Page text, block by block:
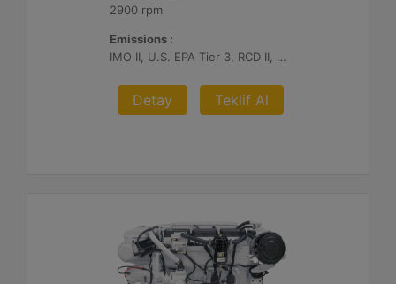
2900 rpm
Emissions :
IMO II, U.S. EPA Tier 3, RCD II, China II
Detay Teklif Al